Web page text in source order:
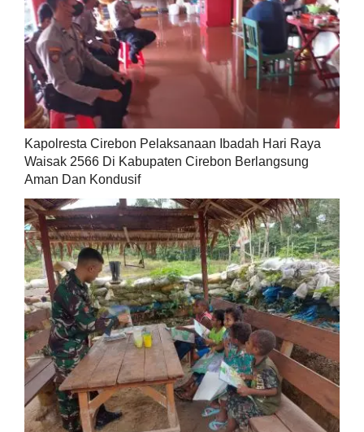
Kapolresta Cirebon Pelaksanaan Ibadah Hari Raya
Waisak 2566 Di Kabupaten Cirebon Berlangsung
Aman Dan Kondusif